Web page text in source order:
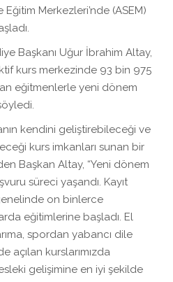
Eğitim Merkezleri’nde (ASEM)
Başkanı Uğur İbrahim Altay,
kurs merkezinde 93 bin 975
eğitmenlerle yeni dönem
kendini geliştirebileceği ve
kurs imkanları sunan bir
Başkan Altay, “Yeni dönem
süreci yaşandı. Kayıt
on binlerce
eğitimlerine başladı. El
spordan yabancı dile
açılan kurslarımızda
gelişimine en iyi şekilde